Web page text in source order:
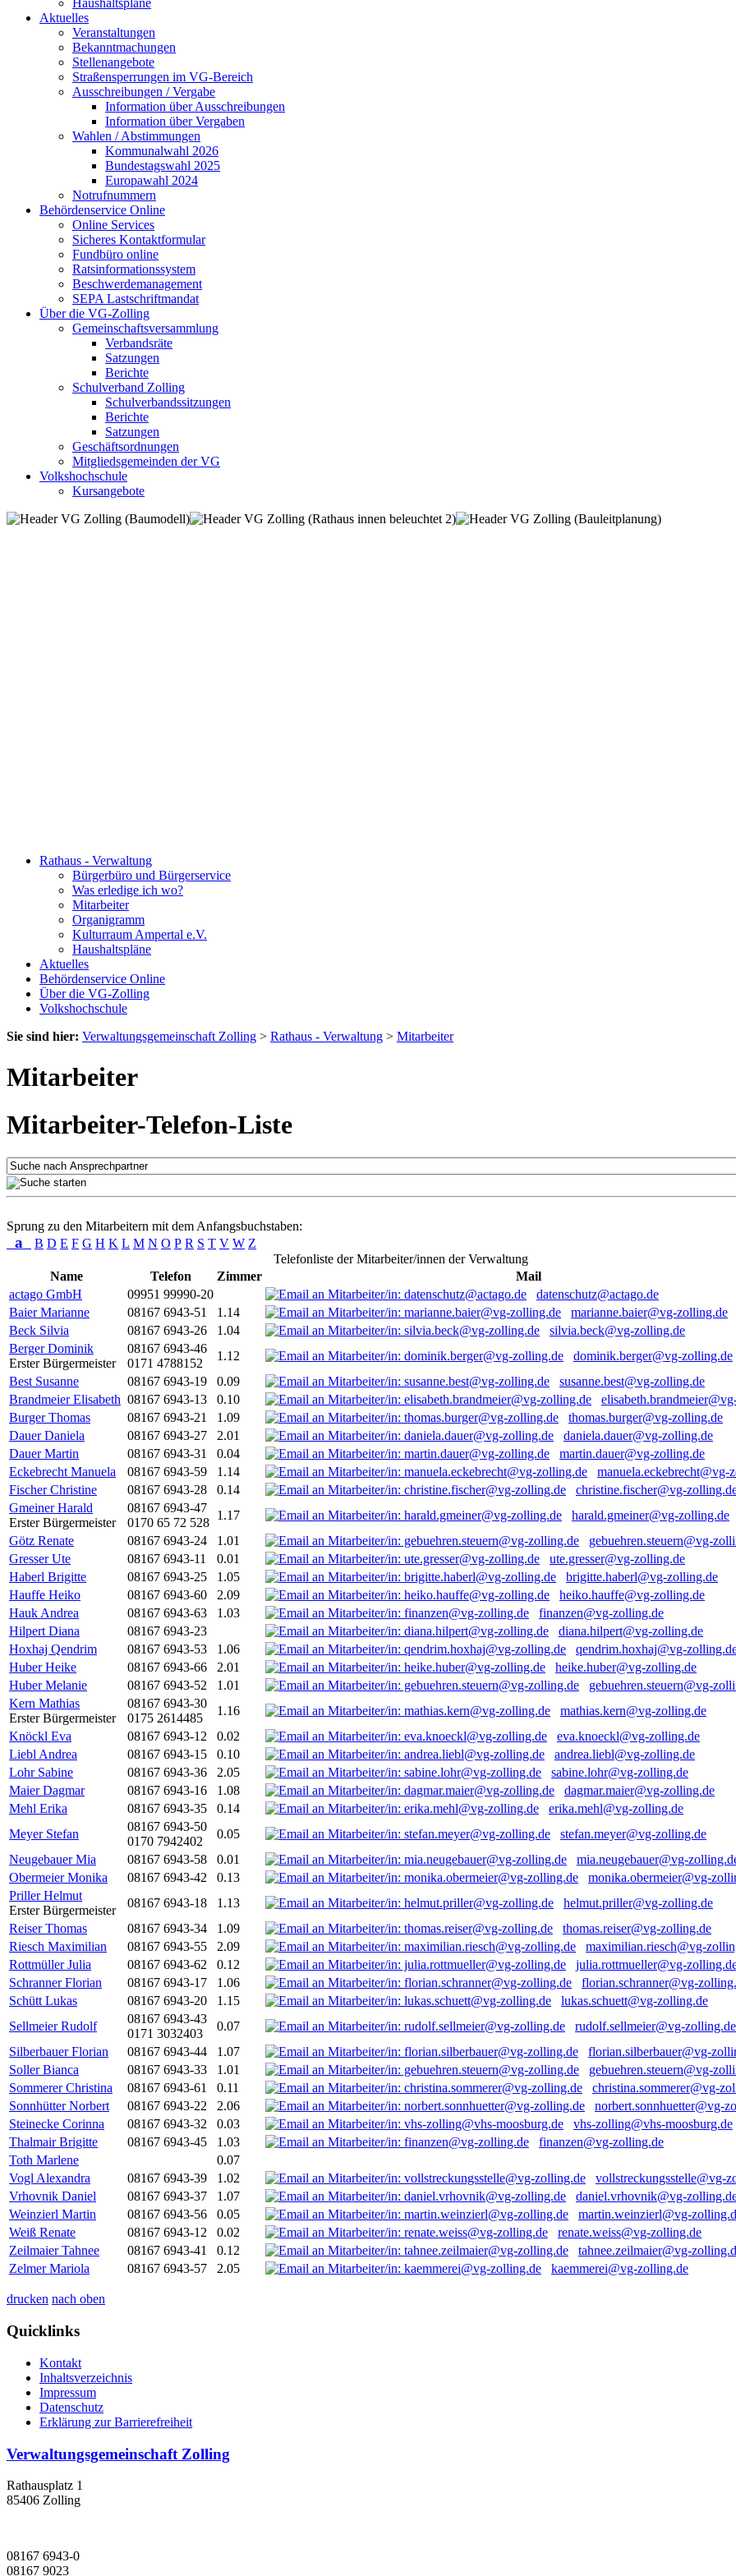
Haushaltspläne
Aktuelles
Veranstaltungen
Bekanntmachungen
Stellenangebote
Straßensperrungen im VG-Bereich
Ausschreibungen / Vergabe
Information über Ausschreibungen
Information über Vergaben
Wahlen / Abstimmungen
Kommunalwahl 2026
Bundestagswahl 2025
Europawahl 2024
Notrufnummern
Behördenservice Online
Online Services
Sicheres Kontaktformular
Fundbüro online
Ratsinformationssystem
Beschwerdemanagement
SEPA Lastschriftmandat
Über die VG-Zolling
Gemeinschaftsversammlung
Verbandsräte
Satzungen
Berichte
Schulverband Zolling
Schulverbandssitzungen
Berichte
Satzungen
Geschäftsordnungen
Mitgliedsgemeinden der VG
Volkshochschule
Kursangebote
Rathaus - Verwaltung
Bürgerbüro und Bürgerservice
Was erledige ich wo?
Mitarbeiter
Organigramm
Kulturraum Ampertal e.V.
Haushaltspläne
Aktuelles
Behördenservice Online
Über die VG-Zolling
Volkshochschule
Sie sind hier: Verwaltungsgemeinschaft Zolling > Rathaus - Verwaltung > Mitarbeiter
Mitarbeiter
Mitarbeiter-Telefon-Liste
Sprung zu den Mitarbeitern mit dem Anfangsbuchstaben:
a B D E F G H K L M N O P R S T V W Z
Telefonliste der Mitarbeiter/innen der Verwaltung
Name
Telefon Zimmer
Mail
actago GmbH
09951 99990-20
datenschutz@actago.de
Baier Marianne
08167 6943-51 1.14
marianne.baier@vg-zolling.de
Beck Silvia
08167 6943-26 1.04
silvia.beck@vg-zolling.de
Berger Dominik
Erster Bürgermeister
08167 6943-46
0171 4788152
1.12
dominik.berger@vg-zolling.de
Best Susanne
08167 6943-19 0.09
susanne.best@vg-zolling.de
Brandmeier Elisabeth 08167 6943-13 0.10
Burger Thomas
08167 6943-21 1.09
thomas.burger@vg-zolling.de
Dauer Daniela
08167 6943-27 2.01
daniela.dauer@vg-zolling.de
Dauer Martin
08167 6943-31 0.04
martin.dauer@vg-zolling.de
Eckebrecht Manuela
08167 6943-59 1.14
manuela.eckebrecht@vg-
Fischer Christine
08167 6943-28 0.14
christine.fischer@vg-
Gmeiner Harald
Erster Bürgermeister
08167 6943-47
0170 65 72 528
1.17
harald.gmeiner@vg-zolling.de
Götz Renate
08167 6943-24 1.01
gebuehren.steuern@vg-
Gresser Ute
08167 6943-11 0.01
ute.gresser@vg-zolling.de
Haberl Brigitte
08167 6943-25 1.05
brigitte.haberl@vg-zolling.de
Hauffe Heiko
08167 6943-60 2.09
heiko.hauffe@vg-zolling.de
Hauk Andrea
08167 6943-63 1.03
finanzen@vg-zolling.de
Hilpert Diana
08167 6943-23
diana.hilpert@vg-zolling.de
Hoxhaj Qendrim
08167 6943-53 1.06
qendrim.hoxhaj@vg-
Huber Heike
08167 6943-66 2.01
heike.huber@vg-zolling.de
Huber Melanie
08167 6943-52 1.01
gebuehren.steuern@vg-
Kern Mathias
Erster Bürgermeister
08167 6943-30
0175 2614485
1.16
mathias.kern@vg-zolling.de
Knöckl Eva
08167 6943-12 0.02
eva.knoeckl@vg-zolling.de
Liebl Andrea
08167 6943-15 0.10
andrea.liebl@vg-zolling.de
Lohr Sabine
08167 6943-36 2.05
sabine.lohr@vg-zolling.de
Maier Dagmar
08167 6943-16 1.08
dagmar.maier@vg-zolling.de
Mehl Erika
08167 6943-35 0.14
erika.mehl@vg-zolling.de
Meyer Stefan
08167 6943-50
0170 7942402
0.05
stefan.meyer@vg-zolling.de
Neugebauer Mia
08167 6943-58 0.01
mia.neugebauer@vg-
Obermeier Monika
08167 6943-42 0.13
monika.obermeier@vg-
Priller Helmut
Erster Bürgermeister
08167 6943-18 1.13
helmut.priller@vg-zolling.de
Reiser Thomas
08167 6943-34 1.09
thomas.reiser@vg-zolling.de
Riesch Maximilian
08167 6943-55 2.09
maximilian.riesch@vg-
Rottmüller Julia
08167 6943-62 0.12
julia.rottmueller@vg-
Schranner Florian
08167 6943-17 1.06
florian.schranner@vg-
Schütt Lukas
08167 6943-20 1.15
lukas.schuett@vg-zolling.de
Sellmeier Rudolf
08167 6943-43
0171 3032403
0.07
rudolf.sellmeier@vg-zolling.de
Silberbauer Florian
08167 6943-44 1.07
florian.silberbauer@vg-
Soller Bianca
08167 6943-33 1.01
gebuehren.steuern@vg-
Sommerer Christina
08167 6943-61 0.11
christina.sommerer@vg-
Sonnhütter Norbert
08167 6943-22 2.06
norbert.sonnhuetter@vg-
Steinecke Corinna
08167 6943-32 0.03
vhs-zolling@vhs-moosburg.de
Thalmair Brigitte
08167 6943-45 1.03
finanzen@vg-zolling.de
Toth Marlene
0.07
Vogl Alexandra
08167 6943-39 1.02
vollstreckungsstelle@vg-
Vrhovnik Daniel
08167 6943-37 1.07
daniel.vrhovnik@vg-
Weinzierl Martin
08167 6943-56 0.05
martin.weinzierl@vg-
Weiß Renate
08167 6943-12 0.02
renate.weiss@vg-zolling.de
Zeilmaier Tahnee
08167 6943-41 0.12
tahnee.zeilmaier@vg-
Zelmer Mariola
08167 6943-57 2.05 kaemmerei@vg-zolling.de
drucken nach oben
Quicklinks
Kontakt
Inhaltsverzeichnis
Impressum
Datenschutz
Erklärung zur Barrierefreiheit
Verwaltungsgemeinschaft Zolling
Rathausplatz 1
85406 Zolling
08167 6943-0
08167 9023